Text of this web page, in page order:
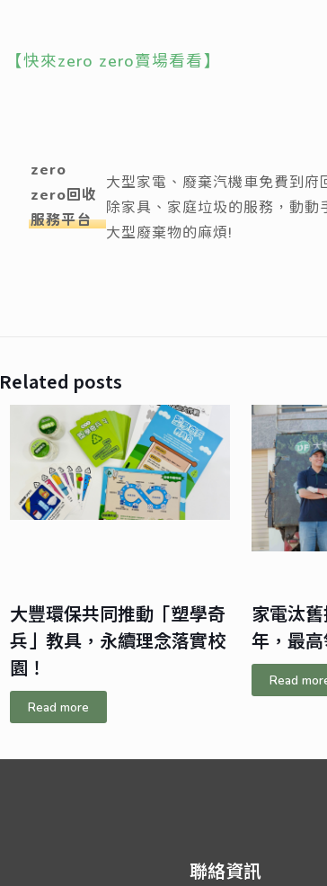
【快來zero zero賣場看看】
zero
zero回收
服務平台
大型家電、廢棄汽機車免費到府
除家具、家庭垃圾的服務，動動
大型廢棄物的麻煩!
Related posts
大豐環保共同推動「塑學奇
兵」教具，永續理念落實校
園！
Read more
家電汰
年，最高
Read
聯絡資訊